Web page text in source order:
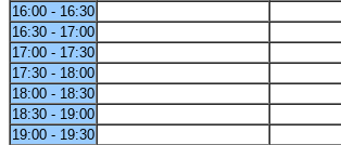
16:00 - 16:30
16:30 - 17:00
17:00 - 17:30
17:30 - 18:00
18:00 - 18:30
18:30 - 19:00
19:00 - 19:30